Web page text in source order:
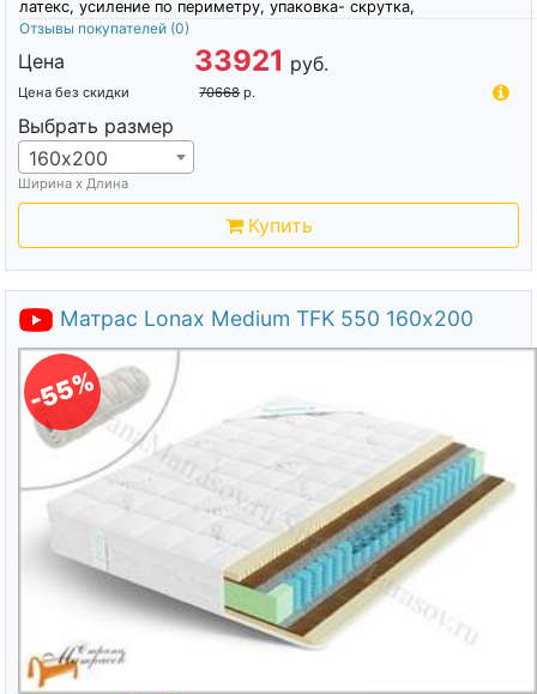
латекс, усиление по периметру, упаковка- скрутка,
Отзывы покупателей (0)
Цена 33921 руб.
Цена без скидки 70668 р.
Выбрать размер
160х200
Ширина х Длина
Купить
Матрас Lonax Medium TFK 550 160х200
-55%